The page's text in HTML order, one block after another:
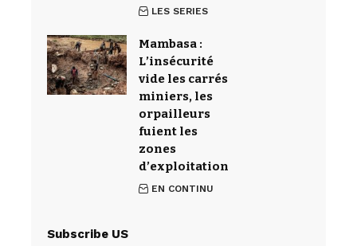
LES SERIES
Mambasa :
L’insécurité
vide les carrés
miniers, les
orpailleurs
fuient les
zones
d’exploitation
EN CONTINU
Subscribe US